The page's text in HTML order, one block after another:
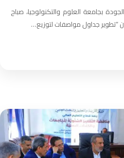
بجامعة العلوم والتكنولوجيا، صباح
“تطوير جداول مواصفات لتوزيع…